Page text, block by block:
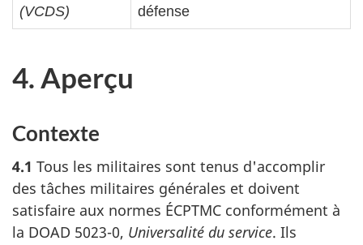
(VCDS)
défense
4. Aperçu
Contexte
4.1 Tous les militaires sont tenus d'accomplir
des tâches militaires générales et doivent
satisfaire aux normes ÉCPTMC conformément à
la DOAD 5023-0, Universalité du service. Ils